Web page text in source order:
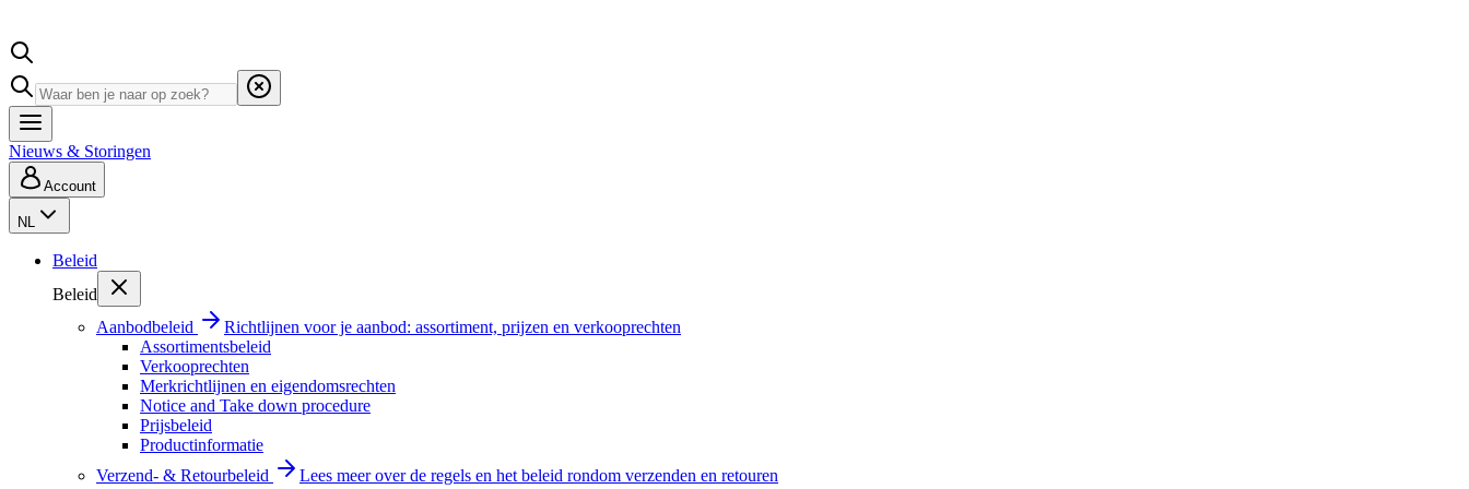
Nieuws & Storingen
Account
NL
Beleid
Beleid
Aanbodbeleid
Richtlijnen voor je aanbod: assortiment, prijzen en verkooprechten
Assortimentsbeleid
Verkooprechten
Merkrichtlijnen en eigendomsrechten
Notice and Take down procedure
Prijsbeleid
Productinformatie
Verzend- & Retourbeleid
Lees meer over de regels en het beleid rondom verzenden en retouren